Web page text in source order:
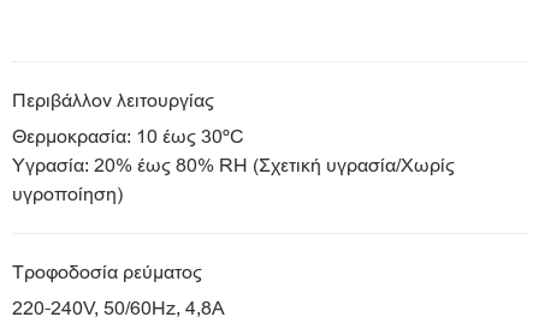
Περιβάλλον λειτουργίας
Θερμοκρασία: 10 έως 30ºC
Υγρασία: 20% έως 80% RH (Σχετική υγρασία/Χωρίς
υγροποίηση)
Τροφοδοσία ρεύματος
220-240V, 50/60Hz, 4,8A